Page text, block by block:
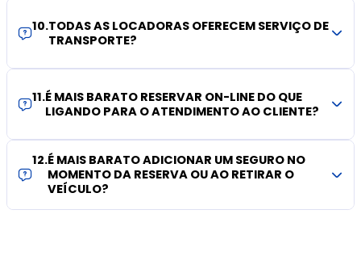
10.TODAS AS LOCADORAS OFERECEM SERVIÇO DE
TRANSPORTE?
11.É MAIS BARATO RESERVAR ON-LINE DO QUE
LIGANDO PARA O ATENDIMENTO AO CLIENTE?
12.É MAIS BARATO ADICIONAR UM SEGURO NO
MOMENTO DA RESERVA OU AO RETIRAR O
VEÍCULO?